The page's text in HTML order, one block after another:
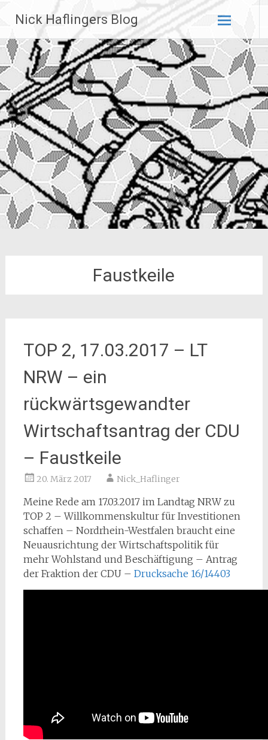
Inhalt
springen
Nick Haflingers Blog
Faustkeile
TOP 2, 17.03.2017 – LT
NRW – ein
rückwärtsgewandter
Wirtschaftsantrag der CDU
– Faustkeile
20. März 2017 Nick_Haflinger
Meine Rede am 17.03.2017 im Landtag NRW zu
TOP 2 – Willkommenskultur für Investitionen
schaffen – Nordrhein-Westfalen braucht eine
Neuausrichtung der Wirtschaftspolitik für
mehr Wohlstand und Beschäftigung – Antrag
der Fraktion der CDU – Drucksache 16/14403